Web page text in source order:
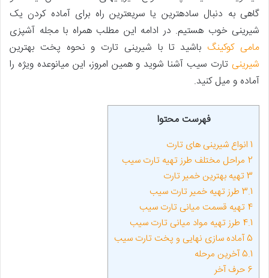
گاهی به دنبال ساده­ترین یا سریع­ترین راه برای آماده کردن یک
شیرینی خوب هستیم. در ادامه این مطلب همراه با مجله آشپزی
مامی کوکینگباشید تا با شیرینی تارت و نحوه پخت بهترین
شیرینی تارت سیب آشنا شوید و همین امروز، این میان­وعده ویژه را
آماده و میل کنید.
فهرست محتوا
1 انواع شیرینی های تارت
2 مراحل مختلف طرز تهیه تارت سیب
3 تهیه بهترین خمیر تارت
3.1 طرز تهیه خمیر تارت سیب
4 تهیه قسمت میانی تارت سیب
4.1 طرز تهیه مواد میانی تارت سیب
5آماده سازی نهایی و پخت تارت سیب
5.1آخرین مرحله
6 حرف آخر